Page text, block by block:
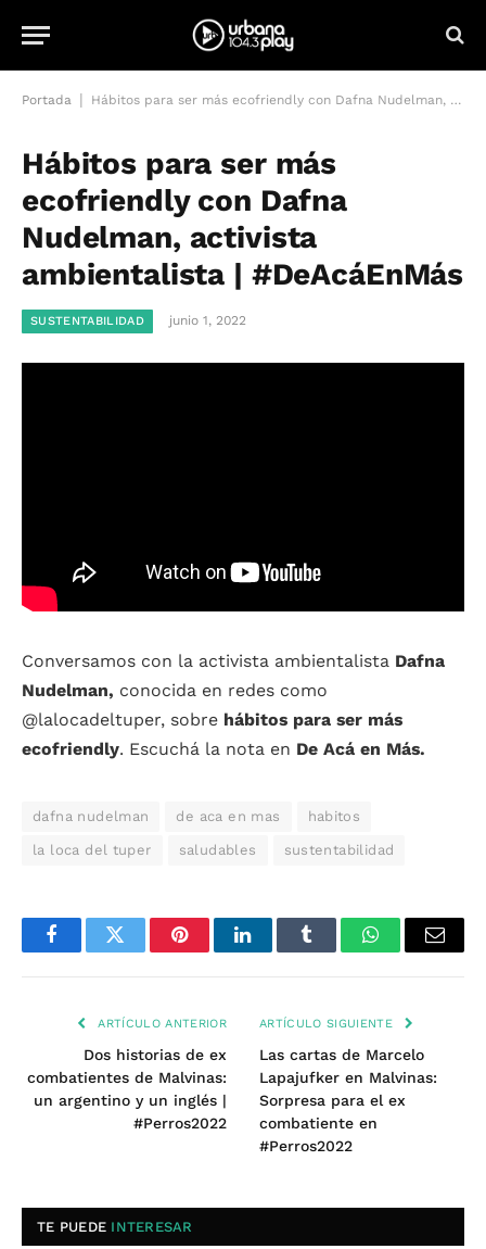
Portada Hábitos para ser más ecofriendly con Dafna Nudelman, activista ambientalista | #DeAcáEnMás
Hábitos para ser más
ecofriendly con Dafna
Nudelman, activista
ambientalista | #DeAcáEnMás
SUSTENTABILIDAD junio 1, 2022
Conversamos con la activista ambientalista Dafna
Nudelman, conocida en redes como
@lalocadeltuper, sobre hábitos para ser más
ecofriendly. Escuchá la nota en De Acá en Más.
dafna nudelman de aca en mas habitos
la loca del tuper saludables sustentabilidad
FacebookTwitter PinterestLinkedInTumblr WhatsAppEmail
ARTÍCULO ANTERIOR
Dos historias de ex
combatientes de Malvinas:
un argentino y un inglés |
#Perros2022
ARTÍCULO SIGUIENTE
Las cartas de Marcelo
Lapajufker en Malvinas:
Sorpresa para el ex
combatiente en
#Perros2022
TE PUEDE INTERESAR